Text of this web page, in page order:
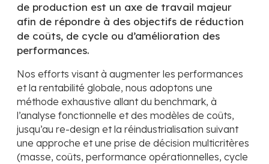
de production est un axe de travail majeur
afin de répondre à des objectifs de réduction
de coûts, de cycle ou d’amélioration des
performances.
Nos efforts visant à augmenter les performances
et la rentabilité globale, nous adoptons une
méthode exhaustive allant du benchmark, à
l’analyse fonctionnelle et des modèles de coûts,
jusqu’au re-design et la réindustrialisation suivant
une approche et une prise de décision multicritères
(masse, coûts, performance opérationnelles, cycle